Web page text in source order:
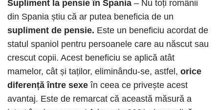
Supliment la pensie în Spania – Nu toți românii
din Spania știu că ar putea beneficia de un
supliment de pensie. Este un beneficiu acordat de
statul spaniol pentru persoanele care au născut sau
crescut copii. Acest beneficiu se aplică atât
mamelor, cât și taților, eliminându-se, astfel, orice
diferență între sexe în ceea ce privește acest
avantaj. Este de remarcat că această măsură a